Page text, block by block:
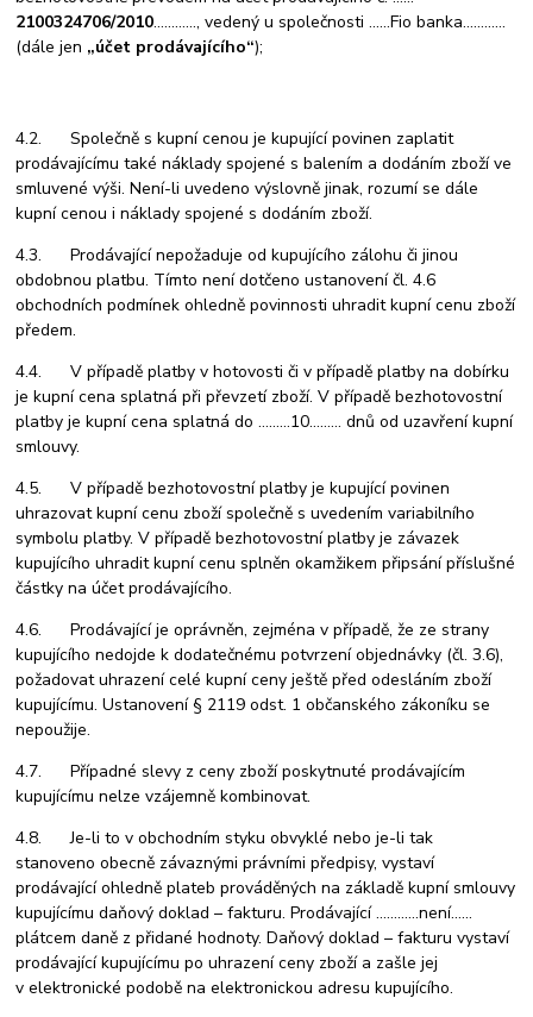
2100324706/2010…………, vedený u společnosti ……Fio banka…………
(dále jen „účet prodávajícího“);
4.2. Společně s kupní cenou je kupující povinen zaplatit
prodávajícímu také náklady spojené s balením a dodáním zboží ve
smluvené výši. Není-li uvedeno výslovně jinak, rozumí se dále
kupní cenou i náklady spojené s dodáním zboží.
4.3. Prodávající nepožaduje od kupujícího zálohu či jinou
obdobnou platbu. Tímto není dotčeno ustanovení čl. 4.6
obchodních podmínek ohledně povinnosti uhradit kupní cenu zboží
předem.
4.4. V případě platby v hotovosti či v případě platby na dobírku
je kupní cena splatná při převzetí zboží. V případě bezhotovostní
platby je kupní cena splatná do………10………dnů od uzavření kupní
smlouvy.
4.5. V případě bezhotovostní platby je kupující povinen
uhrazovat kupní cenu zboží společně s uvedením variabilního
symbolu platby. V případě bezhotovostní platby je závazek
kupujícího uhradit kupní cenu splněn okamžikem připsání příslušné
částky na účet prodávajícího.
4.6. Prodávající je oprávněn, zejména v případě, že ze strany
kupujícího nedojde k dodatečnému potvrzení objednávky (čl. 3.6),
požadovat uhrazení celé kupní ceny ještě před odesláním zboží
kupujícímu. Ustanovení § 2119 odst. 1 občanského zákoníku se
nepoužije.
4.7. Případné slevy z ceny zboží poskytnuté prodávajícím
kupujícímu nelze vzájemně kombinovat.
4.8. Je-li to v obchodním styku obvyklé nebo je-li tak
stanoveno obecně závaznými právními předpisy, vystaví
prodávající ohledně plateb prováděných na základě kupní smlouvy
kupujícímu daňový doklad – fakturu. Prodávající…………není……
plátcem daně z přidané hodnoty. Daňový doklad – fakturu vystaví
prodávající kupujícímu po uhrazení ceny zboží a zašle jej
v elektronické podobě na elektronickou adresu kupujícího.